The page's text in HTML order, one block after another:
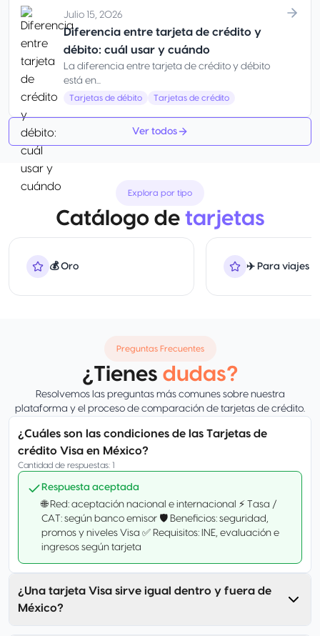
Julio 15, 2026
Diferencia entre tarjeta de crédito y
débito: cuál usar y cuándo
La diferencia entre tarjeta de crédito y débito
está en...
Tarjetas de débito Tarjetas de crédito
Ver todos
Explora por tipo
Catálogo de tarjetas
💰 Oro ✈️ Para viajes
Preguntas Frecuentes
¿Tienes dudas?
Resolvemos las preguntas más comunes sobre nuestra
plataforma y el proceso de comparación de tarjetas de crédito.
¿Cuáles son las condiciones de las Tarjetas de
crédito Visa en México?
Cantidad de respuestas: 1
Respuesta aceptada
🌐 Red: aceptación nacional e internacional ⚡ Tasa /
CAT: según banco emisor 🛡️ Beneficios: seguridad,
promos y niveles Visa ✅ Requisitos: INE, evaluación e
ingresos según tarjeta
¿Una tarjeta Visa sirve igual dentro y fuera de
México?